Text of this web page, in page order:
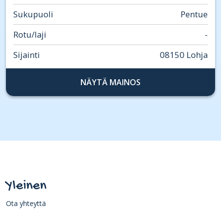
Sukupuoli
Pentue
Rotu/laji
-
Sijainti
08150 Lohja
NÄYTÄ MAINOS
Yleinen
Ota yhteyttä